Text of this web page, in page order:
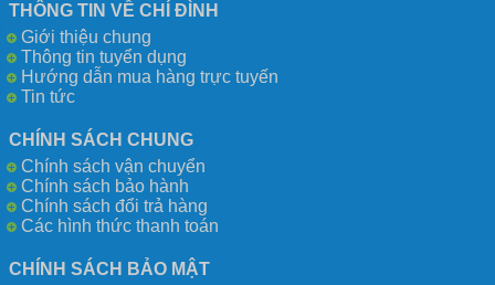
THÔNG TIN VỀ CHÍ ĐÌNH
Giới thiệu chung
Thông tin tuyển dụng
Hướng dẫn mua hàng trực tuyến
Tin tức
CHÍNH SÁCH CHUNG
Chính sách vận chuyển
Chính sách bảo hành
Chính sách đổi trả hàng
Các hình thức thanh toán
CHÍNH SÁCH BẢO MẬT